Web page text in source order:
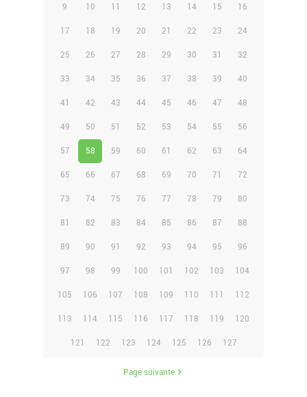
9 10 11 12 13 14 15 16
17 18 19 20 21 22 23 24
25 26 27 28 29 30 31 32
33 34 35 36 37 38 39 40
41 42 43 44 45 46 47 48
49 50 51 52 53 54 55 56
57 58 59 60 61 62 63 64
65 66 67 68 69 70 71 72
73 74 75 76 77 78 79 80
81 82 83 84 85 86 87 88
89 90 91 92 93 94 95 96
97 98 99 100 101 102 103 104
105 106 107 108 109 110 111 112
113 114 115 116 117 118 119 120
121 122 123 124 125 126 127
Page suivante